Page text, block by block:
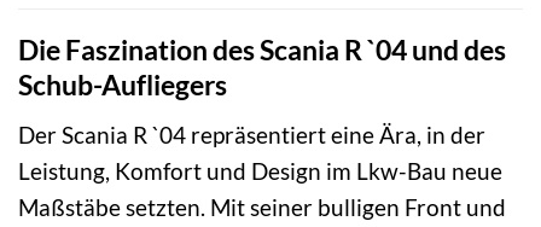
Die Faszination des Scania R `04 und des
Schub-Aufliegers
Der Scania R `04 repräsentiert eine Ära, in der
Leistung, Komfort und Design im Lkw-Bau neue
Maßstäbe setzten. Mit seiner bulligen Front und